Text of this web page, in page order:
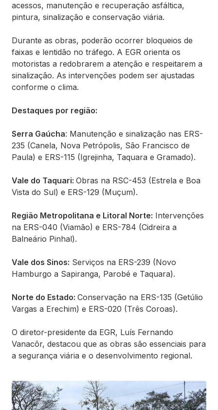
acessos, manutenção e recuperação asfáltica,
pintura, sinalização e conservação viária.
Durante as obras, poderão ocorrer bloqueios de
faixas e lentidão no tráfego. A EGR orienta os
motoristas a redobrarem a atenção e respeitarem a
sinalização. As intervenções podem ser ajustadas
conforme o clima.
Destaques por região:
Serra Gaúcha: Manutenção e sinalização nas ERS-
235 (Canela, Nova Petrópolis, São Francisco de
Paula) e ERS-115 (Igrejinha, Taquara e Gramado).
Vale do Taquari: Obras na RSC-453 (Estrela e Boa
Vista do Sul) e ERS-129 (Muçum).
Região Metropolitana e Litoral Norte: Intervenções
na ERS-040 (Viamão) e ERS-784 (Cidreira a
Balneário Pinhal).
Vale dos Sinos: Serviços na ERS-239 (Novo
Hamburgo a Sapiranga, Parobé e Taquara).
Norte do Estado: Conservação na ERS-135 (Getúlio
Vargas a Erechim) e ERS-020 (Três Coroas).
O diretor-presidente da EGR, Luís Fernando
Vanacôr, destacou que as obras são essenciais para
a segurança viária e o desenvolvimento regional.